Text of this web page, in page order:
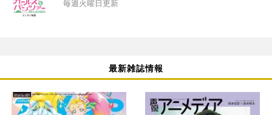
毎週火曜日更新
最新雑誌情報